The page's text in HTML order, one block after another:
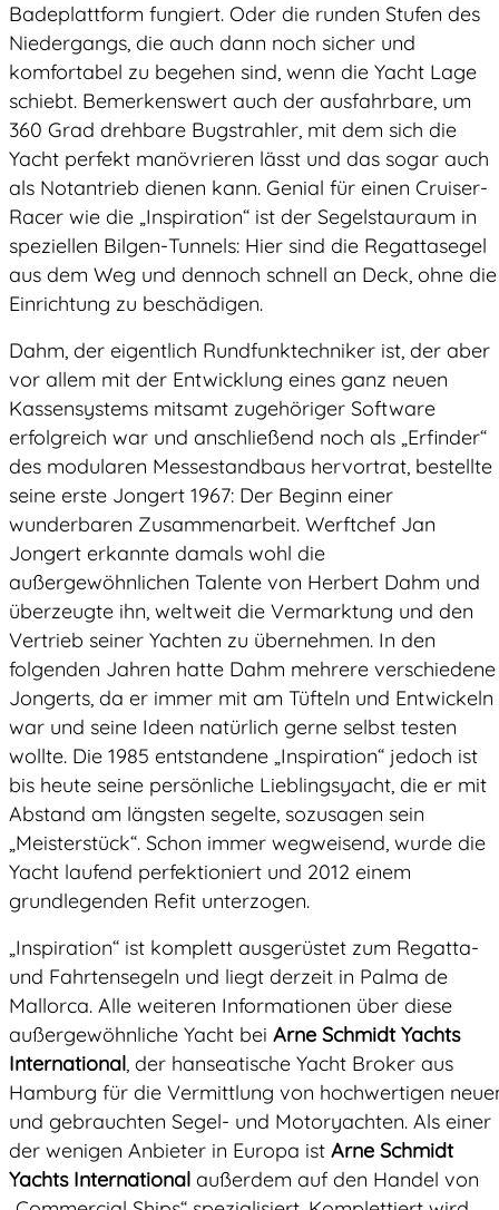
Badeplattform fungiert. Oder die runden Stufen des
Niedergangs, die auch dann noch sicher und
komfortabel zu begehen sind, wenn die Yacht Lage
schiebt. Bemerkenswert auch der ausfahrbare, um
360 Grad drehbare Bugstrahler, mit dem sich die
Yacht perfekt manövrieren lässt und das sogar auch
als Notantrieb dienen kann. Genial für einen Cruiser-
Racer wie die „Inspiration“ ist der Segelstauraum in
speziellen Bilgen-Tunnels: Hier sind die Regattasegel
aus dem Weg und dennoch schnell an Deck, ohne die
Einrichtung zu beschädigen.
Dahm, der eigentlich Rundfunktechniker ist, der aber
vor allem mit der Entwicklung eines ganz neuen
Kassensystems mitsamt zugehöriger Software
erfolgreich war und anschließend noch als „Erfinder“
des modularen Messestandbaus hervortrat, bestellte
seine erste Jongert 1967: Der Beginn einer
wunderbaren Zusammenarbeit. Werftchef Jan
Jongert erkannte damals wohl die
außergewöhnlichen Talente von Herbert Dahm und
überzeugte ihn, weltweit die Vermarktung und den
Vertrieb seiner Yachten zu übernehmen. In den
folgenden Jahren hatte Dahm mehrere verschiedene
Jongerts, da er immer mit am Tüfteln und Entwickeln
war und seine Ideen natürlich gerne selbst testen
wollte. Die 1985 entstandene „Inspiration“ jedoch ist
bis heute seine persönliche Lieblingsyacht, die er mit
Abstand am längsten segelte, sozusagen sein
„Meisterstück“. Schon immer wegweisend, wurde die
Yacht laufend perfektioniert und 2012 einem
grundlegenden Refit unterzogen.
„Inspiration“ ist komplett ausgerüstet zum Regatta-
und Fahrtensegeln und liegt derzeit in Palma de
Mallorca. Alle weiteren Informationen über diese
außergewöhnliche Yacht bei Arne Schmidt Yachts
International, der hanseatische Yacht Broker aus
Hamburg für die Vermittlung von hochwertigen
und gebrauchten Segel- und Motoryachten. Als einer
der wenigen Anbieter in Europa ist Arne Schmidt
Yachts International außerdem auf den Handel von